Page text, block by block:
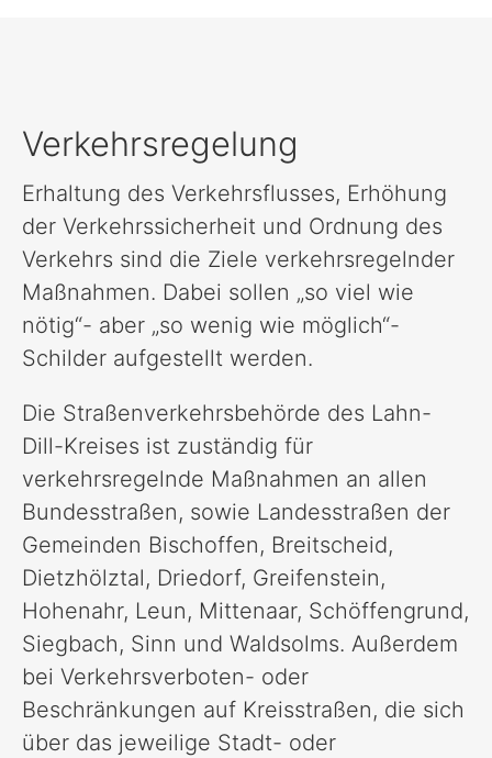
Verkehrsregelung
Erhaltung des Verkehrsflusses, Erhöhung
der Verkehrssicherheit und Ordnung des
Verkehrs sind die Ziele verkehrsregelnder
Maßnahmen. Dabei sollen „so viel wie
nötig“- aber „so wenig wie möglich“-
Schilder aufgestellt werden.
Die Straßenverkehrsbehörde des Lahn-
Dill-Kreises ist zuständig für
verkehrsregelnde Maßnahmen an allen
Bundesstraßen, sowie Landesstraßen der
Gemeinden Bischoffen, Breitscheid,
Dietzhölztal, Driedorf, Greifenstein,
Hohenahr, Leun, Mittenaar, Schöffengrund,
Siegbach, Sinn und Waldsolms. Außerdem
bei Verkehrsverboten- oder
Beschränkungen auf Kreisstraßen, die sich
über das jeweilige Stadt- oder